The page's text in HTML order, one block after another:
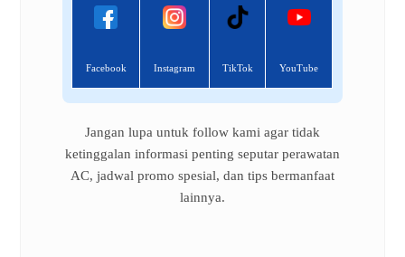
Facebook Instagram TikTok YouTube
Jangan lupa untuk follow kami agar tidak
ketinggalan informasi penting seputar perawatan
AC, jadwal promo spesial, dan tips bermanfaat
lainnya.